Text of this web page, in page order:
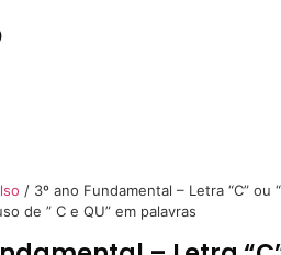
/ 3º ano Fundamental – Letra “C” ou
de ” C e QU” em palavras